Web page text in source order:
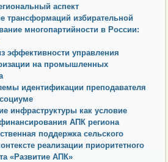
аспект
трансформаций избирательной
многопартийности в России:
эффективности управления
на промышленных
идентификации преподавателя
инфраструктуры как условие
АПК региона
поддержка сельского
реализации приоритетного
«Развитие АПК»